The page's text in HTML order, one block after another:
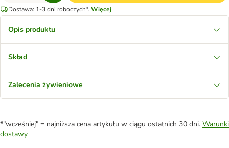
Dostawa: 1-3 dni roboczych*. Więcej
Opis produktu
Skład
Zalecenia żywieniowe
*"wcześniej" = najniższa cena artykułu w ciągu ostatnich 30 dni. Warunki
dostawy